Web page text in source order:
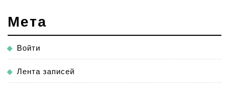
Мета
Войти
Лента записей